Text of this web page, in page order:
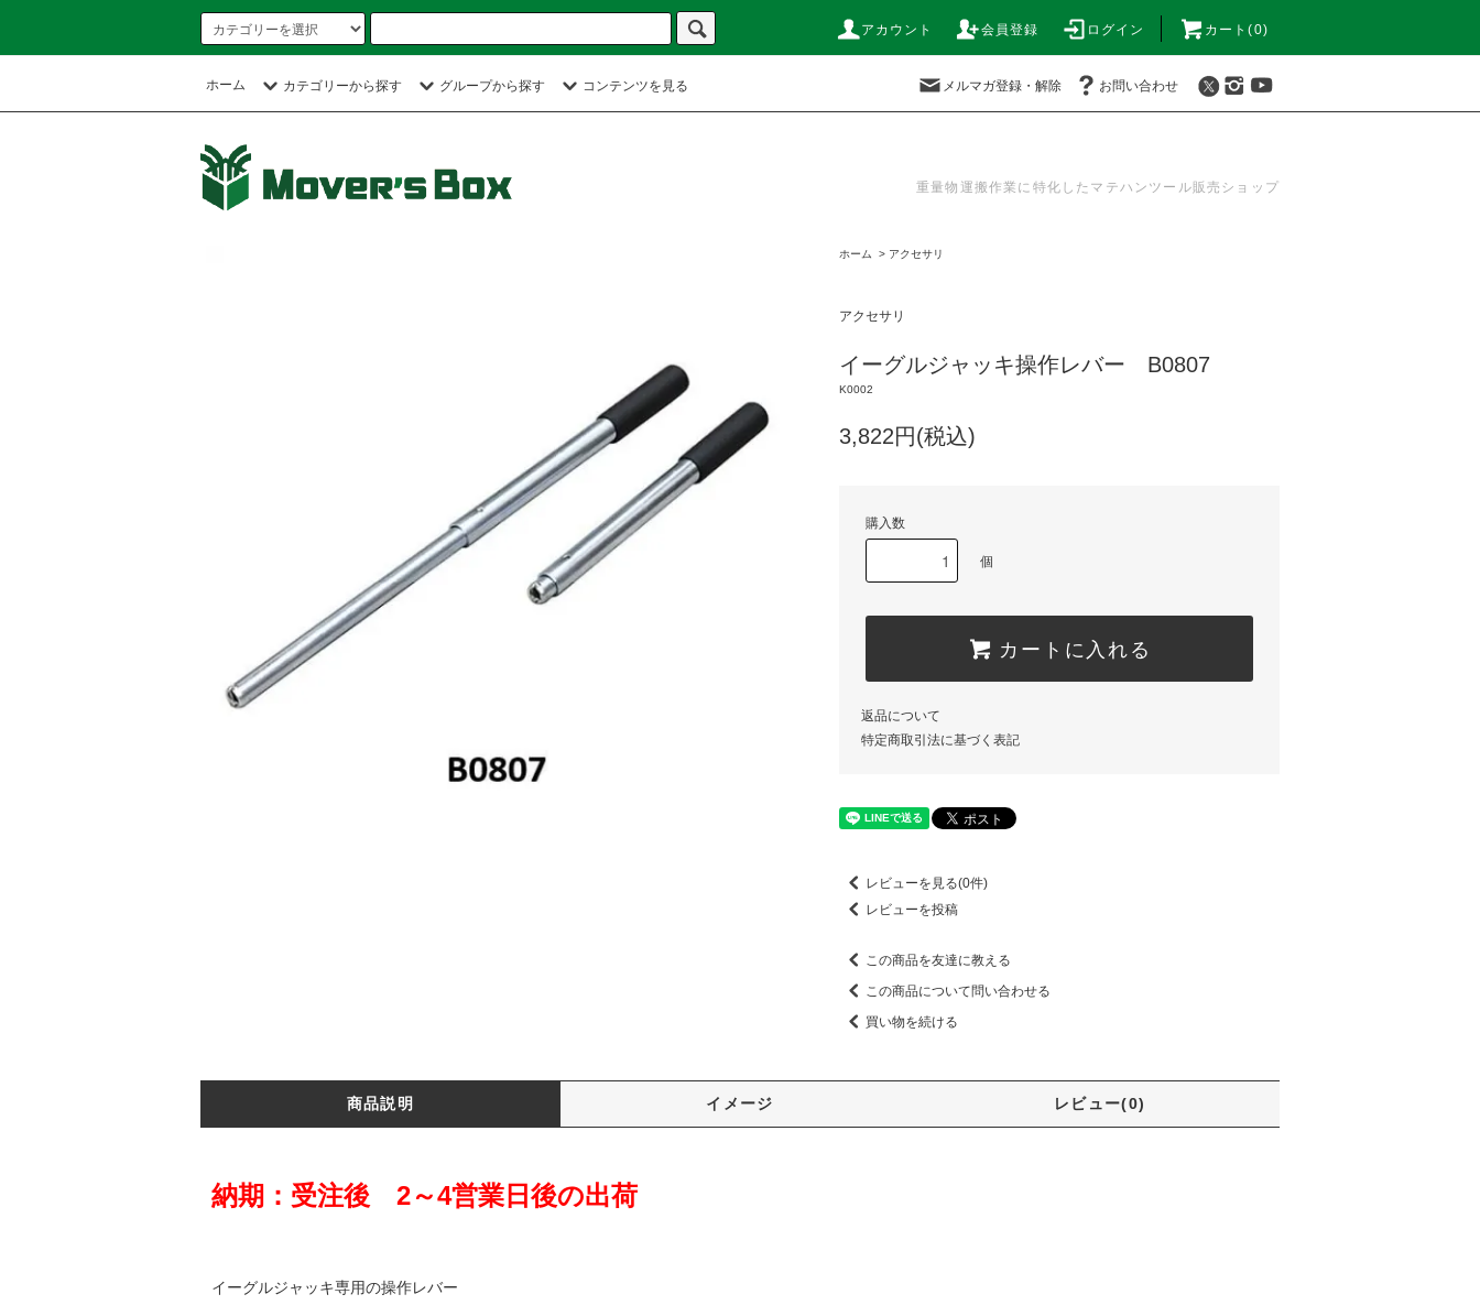
アカウント 会員登録 ログイン カート(0)
ホーム カテゴリーから探す グループから探す コンテンツを見る メルマガ登録・解除 お問い合わせ
重量物運搬作業に特化したマテハンツール販売ショップ
ホーム > アクセサリ
アクセサリ
イーグルジャッキ操作レバー B0807
K0002
3,822円(税込)
購入数
個
カートに入れる
返品について
特定商取引法に基づく表記
レビューを見る(0件)
レビューを投稿
この商品を友達に教える
この商品について問い合わせる
買い物を続ける
商品説明 イメージ レビュー(0)
納期：受注後 2～4営業日後の出荷
イーグルジャッキ専用の操作レバー